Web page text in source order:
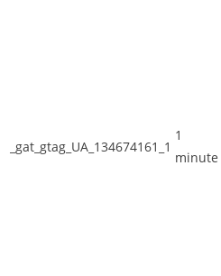
_gat_gtag_UA_134674161_1
1
minute